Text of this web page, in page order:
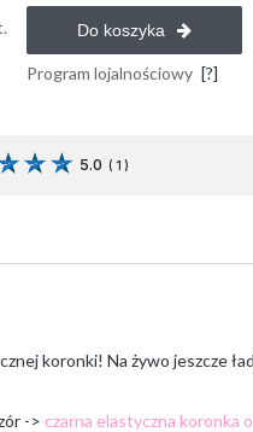
Do koszyka
Program lojalnościowy [?]
5.0 ( 1 )
koronki! Na żywo jeszcze
-> czarna elastyczna koronka